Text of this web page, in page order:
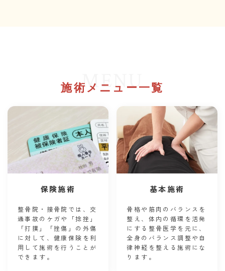
施術メニュー一覧
MENU
保険施術
整骨院・接骨院では、交
通事故のケガや「捻挫」
「打撲」「挫傷」の外傷
に対して、健康保険を利
用して施術を行うことが
できます。
基本施術
骨格や筋肉のバランスを
整え、体内の循環を活発
にする整骨医学を元に、
全身のバランス調整や自
律神経を整える施術にな
ります。